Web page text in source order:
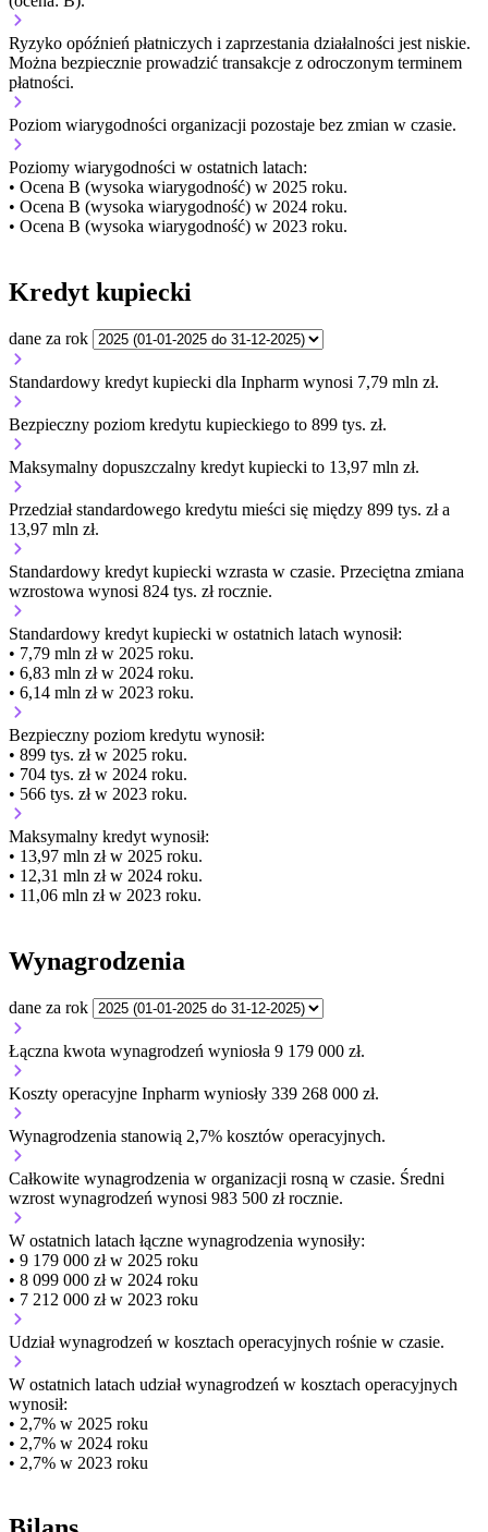
Ryzyko opóźnień płatniczych i zaprzestania działalności jest niskie.
Można bezpiecznie prowadzić transakcje z odroczonym terminem
płatności.
Poziom wiarygodności organizacji pozostaje bez zmian w czasie.
Poziomy wiarygodności w ostatnich latach:
• Ocena B (wysoka wiarygodność) w 2025 roku.
• Ocena B (wysoka wiarygodność) w 2024 roku.
• Ocena B (wysoka wiarygodność) w 2023 roku.
Kredyt kupiecki
dane za rok
Standardowy kredyt kupiecki dla Inpharm wynosi 7,79 mln zł.
Bezpieczny poziom kredytu kupieckiego to 899 tys. zł.
Maksymalny dopuszczalny kredyt kupiecki to 13,97 mln zł.
Przedział standardowego kredytu mieści się między 899 tys. zł a
13,97 mln zł.
Standardowy kredyt kupiecki wzrasta w czasie. Przeciętna zmiana
wzrostowa wynosi 824 tys. zł rocznie.
Standardowy kredyt kupiecki w ostatnich latach wynosił:
• 7,79 mln zł w 2025 roku.
• 6,83 mln zł w 2024 roku.
• 6,14 mln zł w 2023 roku.
Bezpieczny poziom kredytu wynosił:
• 899 tys. zł w 2025 roku.
• 704 tys. zł w 2024 roku.
• 566 tys. zł w 2023 roku.
Maksymalny kredyt wynosił:
• 13,97 mln zł w 2025 roku.
• 12,31 mln zł w 2024 roku.
• 11,06 mln zł w 2023 roku.
Wynagrodzenia
dane za rok
Łączna kwota wynagrodzeń wyniosła 9 179 000 zł.
Koszty operacyjne Inpharm wyniosły 339 268 000 zł.
Wynagrodzenia stanowią 2,7% kosztów operacyjnych.
Całkowite wynagrodzenia w organizacji rosną w czasie. Średni
wzrost wynagrodzeń wynosi 983 500 zł rocznie.
W ostatnich latach łączne wynagrodzenia wynosiły:
• 9 179 000 zł w 2025 roku
• 8 099 000 zł w 2024 roku
• 7 212 000 zł w 2023 roku
Udział wynagrodzeń w kosztach operacyjnych rośnie w czasie.
W ostatnich latach udział wynagrodzeń w kosztach operacyjnych
wynosił:
• 2,7% w 2025 roku
• 2,7% w 2024 roku
• 2,7% w 2023 roku